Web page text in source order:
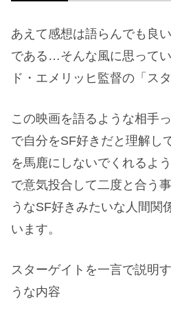
あえて感想は語らんでも良
である…そんな風に思って
ド・エメリッヒ監督の「ス
この映画を語るような相手
で自分をSF好きだと理解し
を馬鹿にしないでくれるよ
で意気投合して二度と合う
うなSF好きみたいな人間関
います。
スターゲイトを一言で説明
うな内容